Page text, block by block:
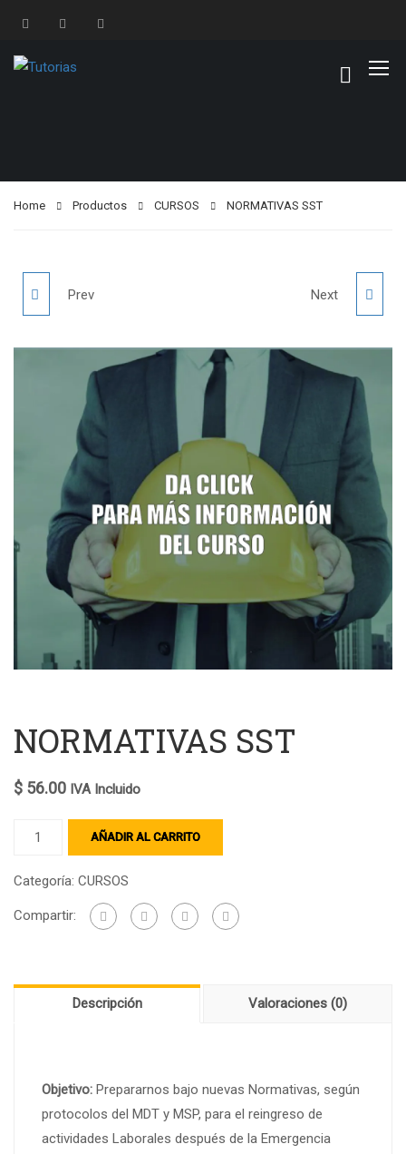
Home Productos CURSOS NORMATIVAS SST
GESTIÓN DE
SEGURIDAD Y
SALUD LABORAL"
V1
Prev IMPORTACIÓNNext
NORMATIVAS SST
$ 56.00 IVA Incluido
AÑADIR AL CARRITO
Categoría: CURSOS
Compartir:
Descripción Valoraciones (0)
Objetivo: Prepararnos bajo nuevas Normativas, según
protocolos del MDT y MSP, para el reingreso de
actividades Laborales después de la Emergencia